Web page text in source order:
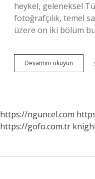
heykel, geleneksel
fotoğrafçılık, temel
üzere on iki bölüm
Devamını okuyun
Sanatlar
https://nguncel.com
https://gofo.com.tr